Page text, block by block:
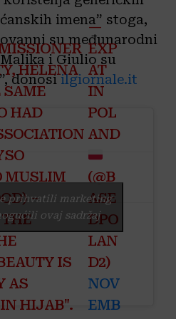
imena” stoga,
su međunarodni
i Giulio su
donosiilgiornale.it
HELENA
SAME
HAD
MUSLIM
–
IS
AS
HIJAB".
—
EXP
AT
IN
POL
AND
(@B
ASE
DPO
LAN
D2)
NOV
EMB
prihvatili marketing
ovaj sadržaj